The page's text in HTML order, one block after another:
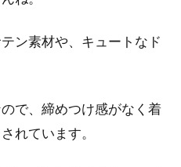
ン素材や、キュートなド
で、締めつけ感がなく着
れています。